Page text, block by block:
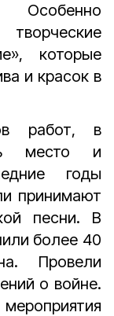
которые
и красок в
работ, в
место и
годы
принимают
песни. В
более 40
Провели
о вой­не.